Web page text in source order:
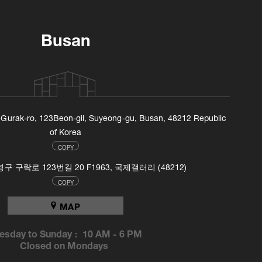
Busan
ro, 123Beon-gil, Suyeong-gu, Busan, 48212 Republic
of Korea
COPY
구 구락로 123번길 20 F1963, 국제갤러리 (48212)
COPY
MAP
to Sunday : 10 AM-6 PM
Closed on Mondays